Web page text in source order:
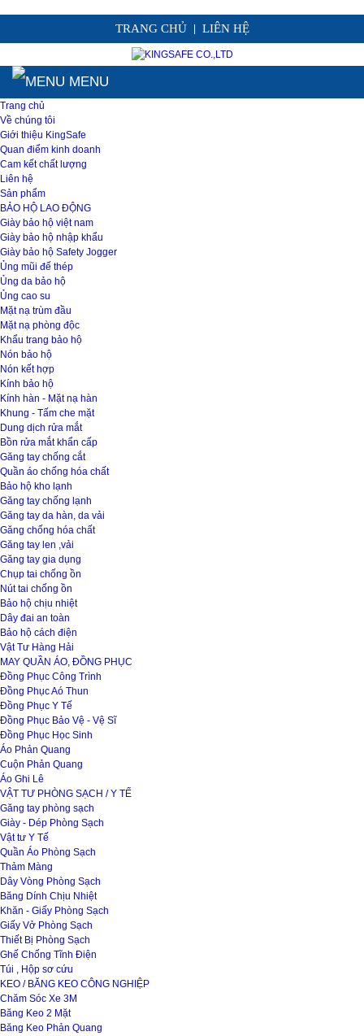
TRANG CHỦ LIÊN HỆ
MENU
Trang chủ
Về chúng tôi
Giới thiệu KingSafe
Quan điểm kinh doanh
Cam kết chất lượng
Liên hệ
Sản phẩm
BẢO HỘ LAO ĐỘNG
Giày bảo hộ việt nam
Giày bảo hộ nhập khẩu
Giày bảo hộ Safety Jogger
Ủng mũi đế thép
Ủng da bảo hộ
Ủng cao su
Mặt nạ trùm đầu
Mặt nạ phòng độc
Khẩu trang bảo hộ
Nón bảo hộ
Nón kết hợp
Kính bảo hộ
Kính hàn - Mặt nạ hàn
Khung - Tấm che mặt
Dung dịch rửa mắt
Bồn rửa mắt khẩn cấp
Găng tay chống cắt
Quần áo chống hóa chất
Bảo hộ kho lạnh
Găng tay chống lạnh
Găng tay da hàn, da vải
Găng chống hóa chất
Găng tay len ,vải
Găng tay gia dụng
Chụp tai chống ồn
Nút tai chống ồn
Bảo hộ chịu nhiệt
Dây đai an toàn
Bảo hộ cách điện
Vật Tư Hàng Hải
MAY QUẦN ÁO, ĐỒNG PHỤC
Đồng Phục Công Trình
Đồng Phục Aó Thun
Đồng Phục Y Tế
Đồng Phục Bảo Vệ - Vệ Sĩ
Đồng Phục Học Sinh
Áo Phản Quang
Cuộn Phản Quang
Áo Ghi Lê
VẬT TƯ PHÒNG SẠCH / Y TẾ
Găng tay phòng sạch
Giày - Dép Phòng Sạch
Vật tư Y Tế
Quần Áo Phòng Sạch
Thảm Màng
Dây Vòng Phòng Sạch
Băng Dính Chịu Nhiệt
Khăn - Giấy Phòng Sạch
Giấy Vở Phòng Sạch
Thiết Bị Phòng Sạch
Ghế Chống Tĩnh Điện
Túi , Hộp sơ cứu
KEO / BĂNG KEO CÔNG NGHIỆP
Chăm Sóc Xe 3M
Băng Keo 2 Mặt
Băng Keo Phản Quang